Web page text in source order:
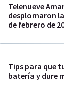
Telenueve
desplomaron
de febrero de
Tips para que
batería y dure